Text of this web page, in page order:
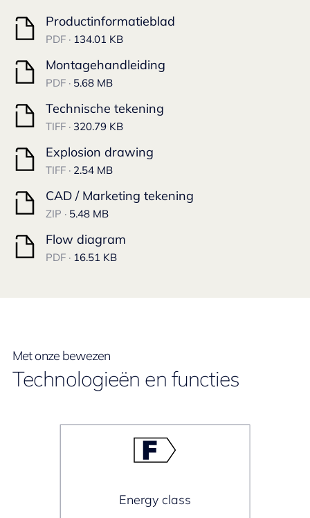
Productinformatieblad
PDF · 134.01 KB
Montagehandleiding
PDF · 5.68 MB
Technische tekening
TIFF · 320.79 KB
Explosion drawing
TIFF · 2.54 MB
CAD / Marketing tekening
ZIP · 5.48 MB
Flow diagram
PDF · 16.51 KB
Met onze bewezen
Technologieën en functies
Energy class